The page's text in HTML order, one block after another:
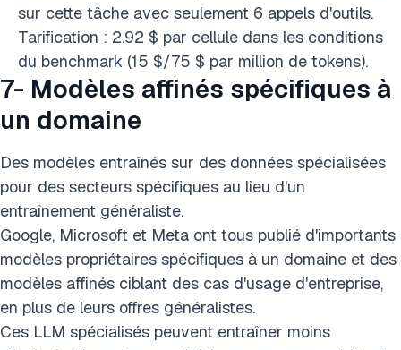
sur cette tâche avec seulement 6 appels d'outils.
Tarification : 2.92 $ par cellule dans les conditions
du benchmark (15 $/75 $ par million de tokens).
7- Modèles affinés spécifiques à
un domaine
Des modèles entraînés sur des données spécialisées
pour des secteurs spécifiques au lieu d'un
entraînement généraliste.
Google, Microsoft et Meta ont tous publié d'importants
modèles propriétaires spécifiques à un domaine et des
modèles affinés ciblant des cas d'usage d'entreprise,
en plus de leurs offres généralistes.
Ces LLM spécialisés peuvent entraîner moins